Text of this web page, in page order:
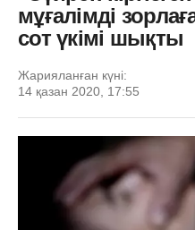
мұғалімді
сот үкімі шықты
Жарияланған күні:
14 қазан 2020, 17:55